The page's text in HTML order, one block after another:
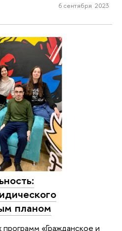
6 сентября 2023
планом
«Гражданское и